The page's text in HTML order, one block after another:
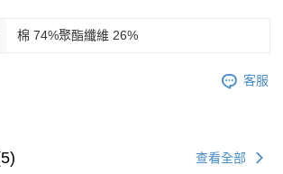
棉 74%聚酯纖維 26%
客服
查看全部